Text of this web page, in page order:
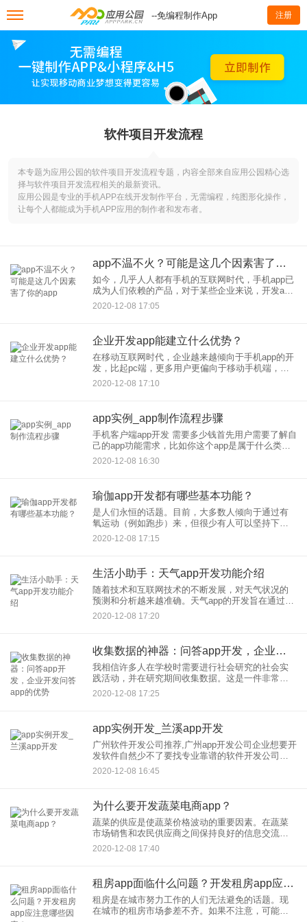
--免编程制作App 注册
软件项目开发流程
本专题为应用公园的软件项目开发流程专题，内容全部来自应用公园精心选
择与软件项目开发流程相关的最新资讯。
应用公园是专业的手机APP在线开发制作平台，无需编程，纯图形化操作，
让每个人都能成为手机APP应用的制作者和发布者。
app不温不火？可能是这几个因素害了你的app
如今，几乎人人都有手机的互联网时代，手机app已
成为人们依赖的产品，对于某些企业来说，开发app
能带来很大的好处，但是发现开发完app后，很多用
户都对app不感兴趣，这是为什么呢？下面小编做一
2020-12-08 17:05
企业开发app能建立什么优势？
在移动互联网时代，企业越来越倾向于手机app的开
发，比起pc端，更多用户更偏向于移动手机端，企
业开发app，可以获得哪些优势呢？1、开拓新业务
尽管移动互联网变得越来越流行，并且对传统行业
2020-12-08 17:10
app实例_app制作流程步骤
手机客户端app开发 需要多少钱首先用户需要了解自
己的app功能需求，比如你这个app是属于什么类型
的，具有有那些功能，一般的app定制开发公司都是
按app的功能需求来报价的，如果不了解具体的功能
2020-12-08 16:30
瑜伽app开发都有哪些基本功能？
是人们永恒的话题。目前，大多数人倾向于通过有
氧运动（例如跑步）来，但很少有人可以坚持下
去。但是，与其他运动量少的运动相比，许多人更
容易坚持，例如瑜伽。它需要更多的空间，您无需
2020-12-08 17:15
生活小助手：天气app开发功能介绍
随着技术和互联网技术的不断发展，对天气状况的
预测和分析越来越准确。天气app的开发旨在通过移
动平台向用户显示天气预报。天气 app的开发将整合
国内各个景区的天气预报信息，生活信息，天气和
2020-12-08 17:20
收集数据的神器：问答app开发，企业开发问答app的优势
我相信许多人在学校时需要进行社会研究的社会实
践活动，并在研究期间收集数据。这是一件非常烦
人的事情，因此很多人会选择使用手机来测量数
据。 问答 app开发是将调查表发布在互联网上，转
2020-12-08 17:25
app实例开发_兰溪app开发
广州软件开发公司推荐,广州app开发公司企业想要开
发软件自然少不了要找专业靠谱的软件开发公司合
作，但鱼龙混杂需要用心筛选。软件开发，通常指
APP开发，拥有得天独厚的资源优势，有app软件开
2020-12-08 16:45
为什么要开发蔬菜电商app？
蔬菜的供应是使蔬菜价格波动的重要因素。在蔬菜
市场销售和农民供应商之间保持良好的信息交流将
有助于调整生产规模和产量信息。蔬菜app的发展将
有助于改善市场销售信息的顺畅流动和产量的调
2020-12-08 17:40
租房app面临什么问题？开发租房app应注意哪些因素？
租房是在城市努力工作的人们无法避免的话题。现
在城市的租房市场参差不齐。如果不注意，可能会